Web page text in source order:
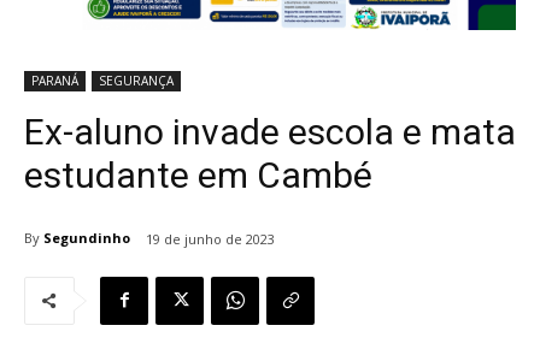
PARANÁ SEGURANÇA
Ex-aluno invade escola e mata
estudante em Cambé
By Segundinho 19 de junho de 2023